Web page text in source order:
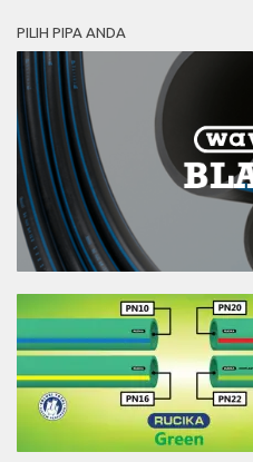
PILIH PIPA ANDA